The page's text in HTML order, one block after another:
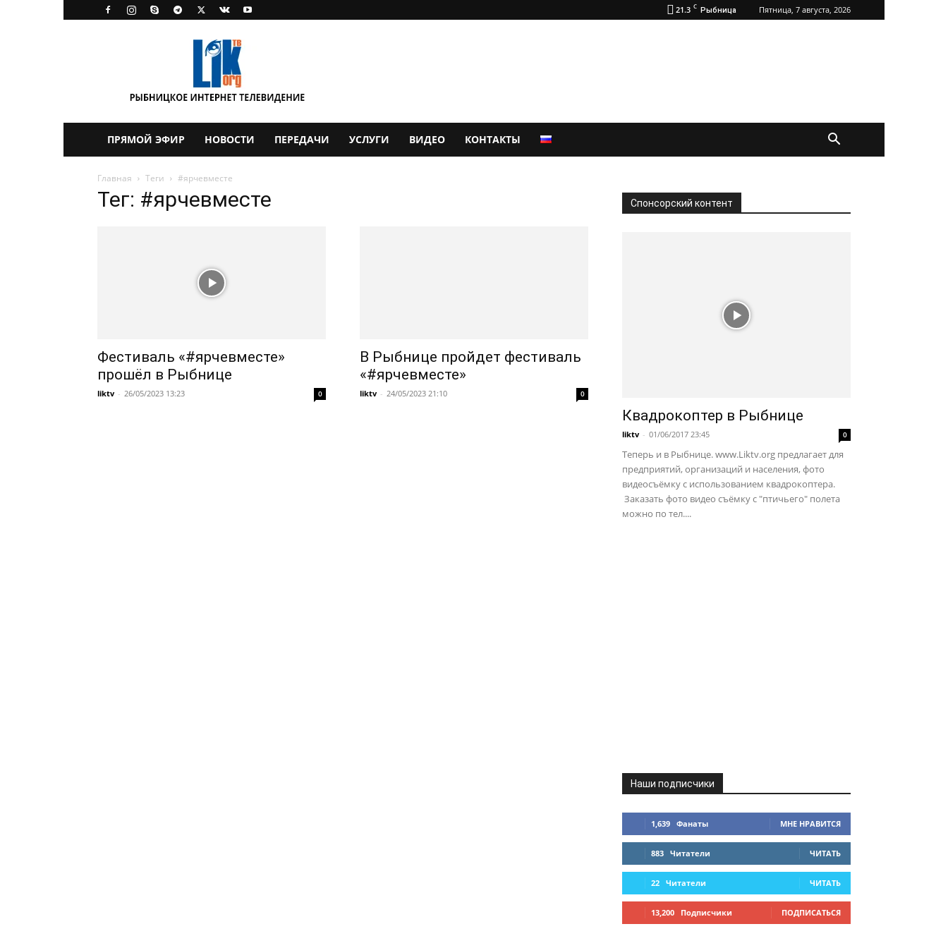
21.3 C Рыбница Пятница, 7 августа, 2026
ПРЯМОЙ ЭФИР НОВОСТИ ПЕРЕДАЧИ УСЛУГИ ВИДЕО КОНТАКТЫ
Главная Теги #ярчевместе
Тег: #ярчевместе
Фестиваль «#ярчевместе»
прошёл в Рыбнице
liktv - 26/05/2023 13:23 0
В Рыбнице пройдет фестиваль
«#ярчевместе»
liktv - 24/05/2023 21:10 0
Спонсорский контент
Квадрокоптер в Рыбнице
liktv - 01/06/2017 23:45 0
Теперь и в Рыбнице. www.Liktv.org предлагает для
предприятий, организаций и населения, фото
видеосъёмку с использованием квадрокоптера.
Заказать фото видео съёмку с "птичьего" полета
можно по тел....
Наши подписчики
1,639 Фанаты МНЕ НРАВИТСЯ
883 Читатели ЧИТАТЬ
22 Читатели ЧИТАТЬ
13,200 Подписчики ПОДПИСАТЬСЯ